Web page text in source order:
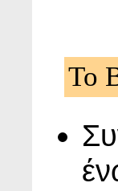
Το